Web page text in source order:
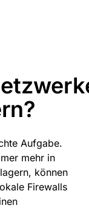
Aufgabe.
mehr in
können
Firewalls